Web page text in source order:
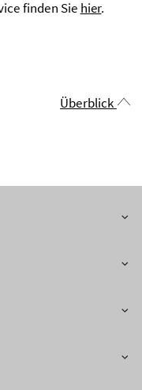
finden Sie hier.
Überblick